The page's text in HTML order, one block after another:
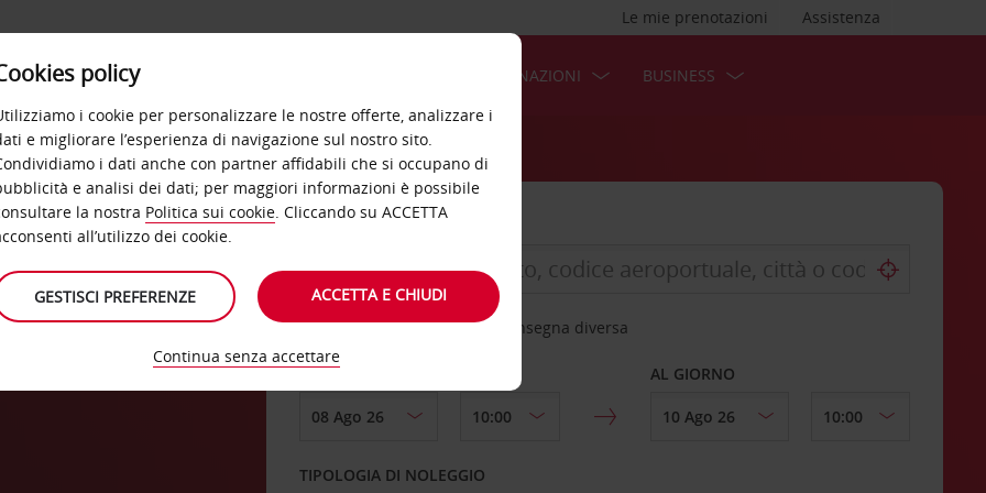
Assistenza
Le mie prenotazioni
OFFERTE DESTINAZIONI BUSINESS
Scegli una località di riconsegna diversa
DAL GIORNO AL GIORNO
TIPOLOGIA DI NOLEGGIO
policy
i cookie per personalizzare le nostre offerte, analizzare i
e migliorare l’esperienza di navigazione sul nostro sito.
i dati anche con partner affidabili che si occupano di
e analisi dei dati; per maggiori informazioni è possibile
la nostra Politica sui cookie. Cliccando su ACCETTA
all’utilizzo dei cookie.
GESTISCI PREFERENZE ACCETTA E CHIUDI
Continua senza accettare